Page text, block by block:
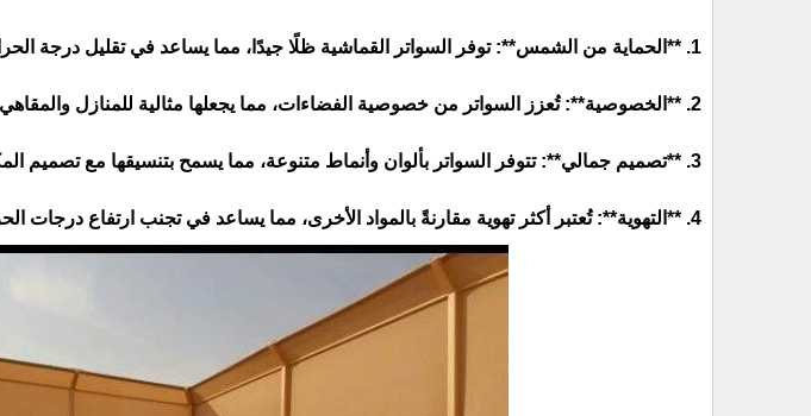
1. **الحماية من الشمس**: توفر السواتر القماشية ظلًا جيدًا، مما يساعد في تقليل درجة الحرارة في المساحات الخارجية.
2. **الخصوصية**: تُعزز السواتر من خصوصية الفضاءات، مما يجعلها مثالية للمنازل والمقاهي.
3. **تصميم جمالي**: تتوفر السواتر بألوان وأنماط متنوعة، مما يسمح بتنسيقها مع تصميم المكان.
4. **التهوية**: تُعتبر أكثر تهوية مقارنةً بالمواد الأخرى، مما يساعد في تجنب ارتفاع درجات الحرارة.